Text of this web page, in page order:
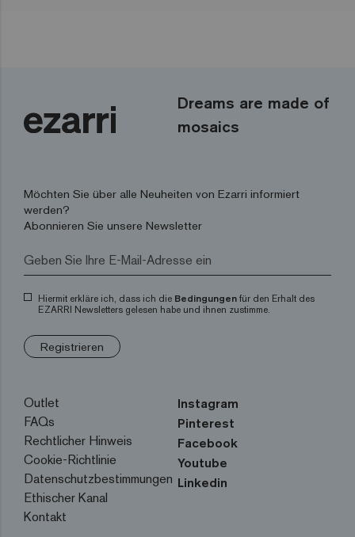
Dreams are made of
mosaics
Möchten Sie über alle Neuheiten von Ezarri informiert
werden?
Abonnieren Sie unsere Newsletter
Hiermit erkläre ich, dass ich die Bedingungen für den Erhalt des
EZARRI Newsletters gelesen habe und ihnen zustimme.
Registrieren
Outlet
FAQs
Rechtlicher Hinweis
Cookie-Richtlinie
Datenschutzbestimmungen
Ethischer Kanal
Kontakt
Instagram
Pinterest
Facebook
Youtube
Linkedin